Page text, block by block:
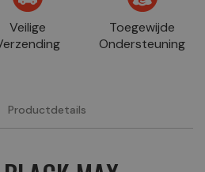
Veilige
Toegewijde
Ondersteuning
Productdetails